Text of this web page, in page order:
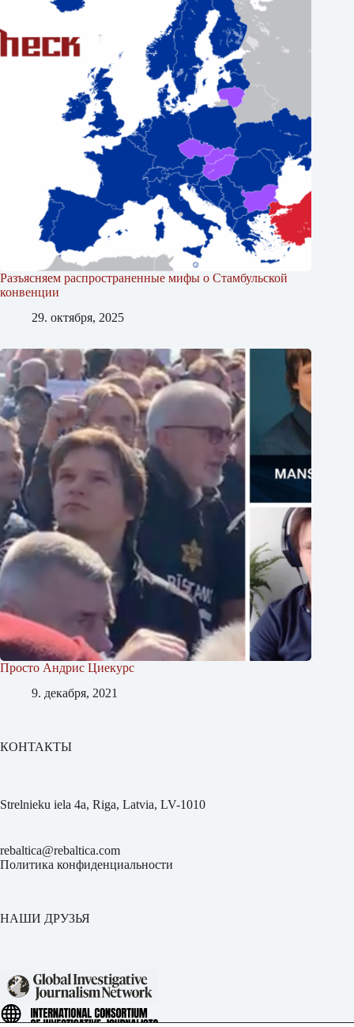
Разъясняем распространенные мифы о Стамбульской
конвенции
29. октября, 2025
Просто Андрис Циекурс
9. декабря, 2021
КОНТАКТЫ
Strelnieku iela 4a, Riga, Latvia, LV-1010
rebaltica@rebaltica.com
Политика конфиденциальности
НАШИ ДРУЗЬЯ